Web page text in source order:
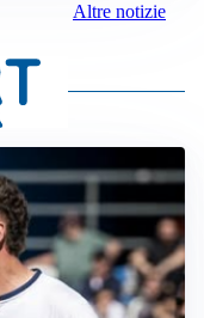
Altre notizie